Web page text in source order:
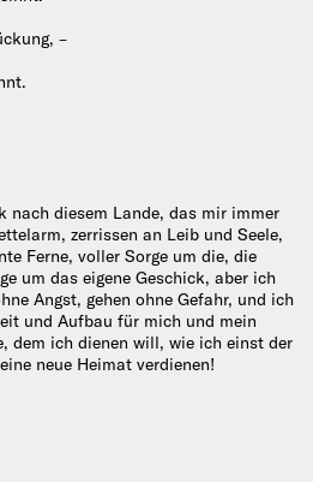
–
nach diesem Lande, das mir immer
zerrissen an Leib und Seele,
Ferne, voller Sorge um die, die
um das eigene Geschick, aber ich
Angst, gehen ohne Gefahr, und ich
und Aufbau für mich und mein
dem ich dienen will, wie ich einst der
neue Heimat verdienen!